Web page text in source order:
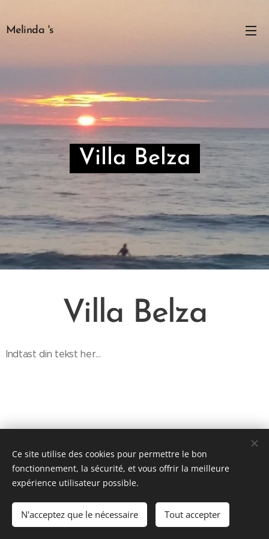
Melinda 's
Villa Belza
Villa Belza
Indtast din tekst her...
Tous droits réservés. Copyright
Cookies
Langues
Dansk
Français
Ce site utilise des cookies pour permettre le bon
fonctionnement, la sécurité, et vous offrir la meilleure
expérience utilisateur possible.
N'acceptez que le nécessaire Tout accepter